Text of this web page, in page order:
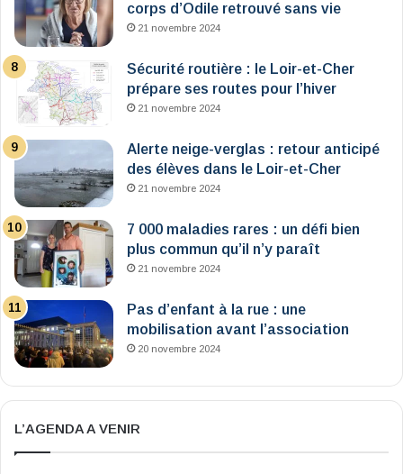
corps d’Odile retrouvé sans vie
21 novembre 2024
Sécurité routière : le Loir-et-Cher
prépare ses routes pour l’hiver
21 novembre 2024
Alerte neige-verglas : retour anticipé
des élèves dans le Loir-et-Cher
21 novembre 2024
7 000 maladies rares : un défi bien
plus commun qu’il n’y paraît
21 novembre 2024
Pas d’enfant à la rue : une
mobilisation avant l’association
20 novembre 2024
L’AGENDA A VENIR